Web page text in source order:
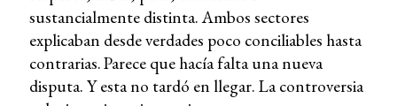
sustancialmente distinta. Ambos sectores
explicaban desde verdades poco conciliables hasta
contrarias.Parece que hacía falta una nueva
disputa. Y esta no tardó en llegar. La controversia